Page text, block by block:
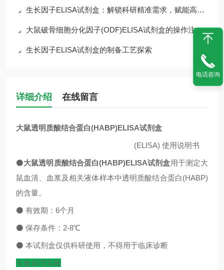
生长因子ELISA试剂盒：解锁科研精准需求，赋能高效检测核心优势
大鼠破骨细胞分化因子(ODF)ELISA试剂盒的操作注意事项
生长因子ELISA试剂盒的制备工艺探索
详细介绍 在线留言
大鼠透明质酸结合蛋白(HABP)ELISA试剂盒
(ELISA) 使用说明书
⚫大鼠透明质酸结合蛋白(HABP)ELISA试剂盒用于测定大
鼠血清、血浆及相关液体样本中透明质酸结合蛋白(HABP)
的含量。
⚫ 有效期： 6个月
⚫ 保存条件： 2-8℃
⚫ 本试剂盒仅供科研使用，不得用于临床诊断
实验原理实验
电话咨询